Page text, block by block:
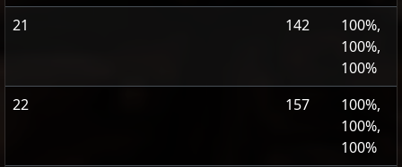
21
142
100%,
100%,
100%
22
157
100%,
100%,
100%